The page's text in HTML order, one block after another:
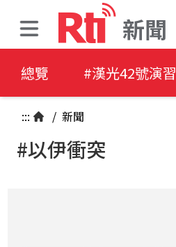
新聞
總覽 #漢光42號演習
::: / 新聞
#以伊衝突